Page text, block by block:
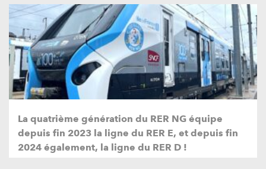
La quatrième génération du RER NG équipe
depuis fin 2023 la ligne du RER E, et depuis fin
2024 également, la ligne du RER D !